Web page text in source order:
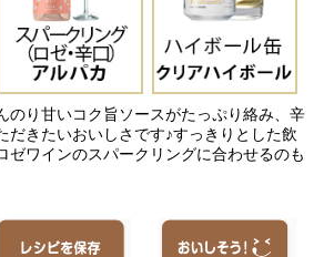
のり甘いコク旨ソースがたっぷり絡み、辛
だきたいおいしさです♪すっきりとした飲
ゼワインのスパークリングに合わせるのも